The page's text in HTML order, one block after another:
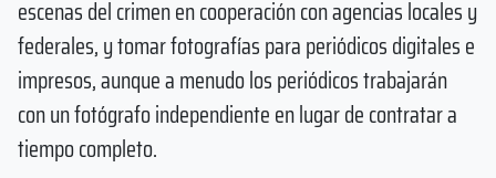
escenas del crimen en cooperación con agencias locales y
federales, y tomar fotografías para periódicos digitales e
impresos, aunque a menudo los periódicos trabajarán
con un fotógrafo independiente en lugar de contratar a
tiempo completo.